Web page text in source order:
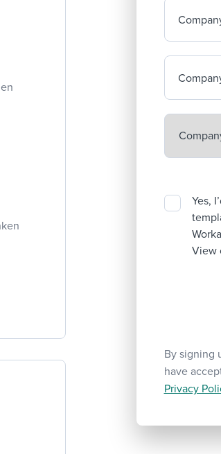
Yes,
View
By signing
have
Privacy